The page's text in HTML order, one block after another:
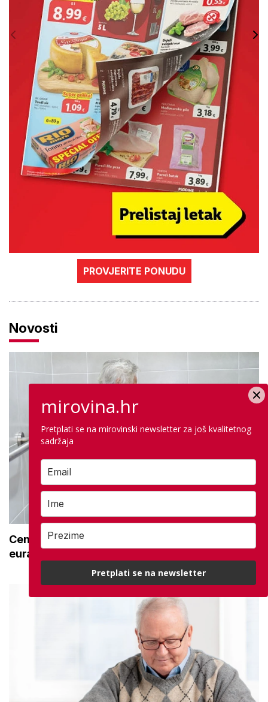
PROVJERITE PONUDU
Novosti
Centar za starije uzima opremu za 492.000
eura: Na popisu su i stolice za tuširanje
mirovina.hr
Pretplati se na mirovinski newsletter za još kvalitetnog
sadržaja
Pretplati se na newsletter